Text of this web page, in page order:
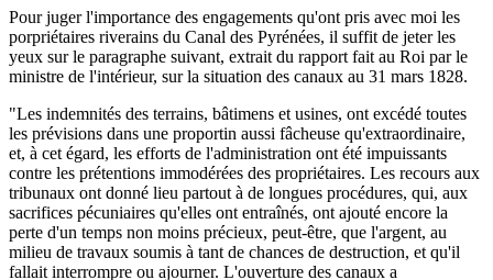
Pour juger l'importance des engagements qu'ont pris avec moi les
porpriétaires riverains du Canal des Pyrénées, il suffit de jeter les
yeux sur le paragraphe suivant, extrait du rapport fait au Roi par le
ministre de l'intérieur, sur la situation des canaux au 31 mars 1828.
"Les indemnités des terrains, bâtimens et usines, ont excédé toutes
les prévisions dans une proportin aussi fâcheuse qu'extraordinaire,
et, à cet égard, les efforts de l'administration ont été impuissants
contre les prétentions immodérées des propriétaires. Les recours aux
tribunaux ont donné lieu partout à de longues procédures, qui, aux
sacrifices pécuniaires qu'elles ont entraînés, ont ajouté encore la
perte d'un temps non moins précieux, peut-être, que l'argent, au
milieu de travaux soumis à tant de chances de destruction, et qu'il
fallait interrompre ou ajourner. L'ouverture des canaux a